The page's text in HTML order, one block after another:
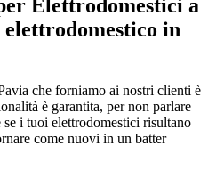
Elettrodomestici a
in
che forniamo ai nostri clienti è
è garantita, per non parlare
i tuoi elettrodomestici risultano
come nuovi in un batter